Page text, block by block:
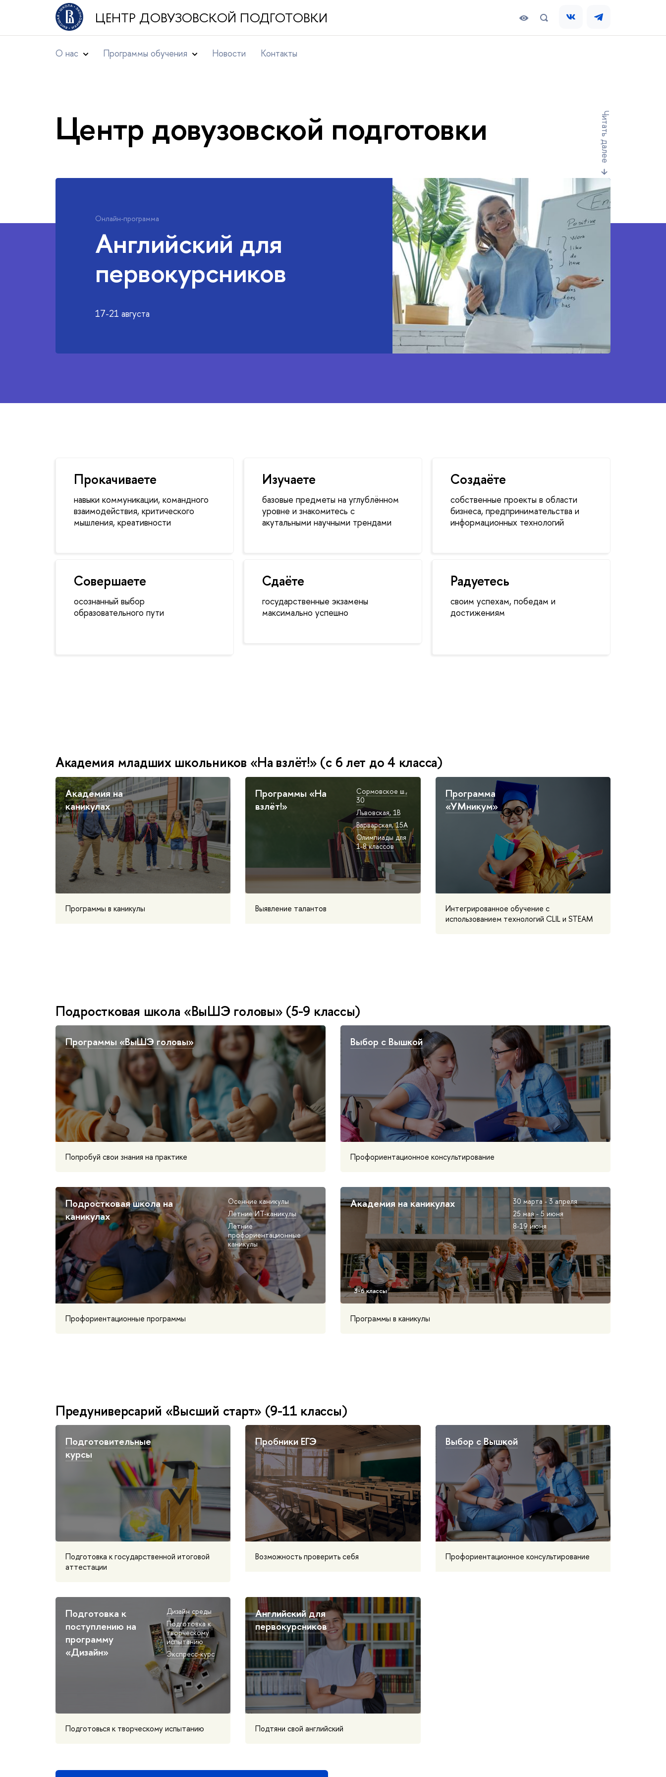
ЦЕНТР ДОВУЗОВСКОЙ ПОДГОТОВКИ
О нас Программы обучения Новости Контакты
Центр довузовской подготовки Читать далее
Онлайн-программа
Английский для
первокурсников
17-21 августа
Прокачиваете
навыки коммуникации, командного
взаимодействия, критического
мышления, креативности
Совершаете
осознанный выбор
образовательного пути
Изучаете
базовые предметы на углублённом
уровне и знакомитесь с
акутальными научными трендами
Сдаёте
государственные экзамены
максимально успешно
Создаёте
собственные проекты в области
бизнеса, предпринимательства и
информационных технологий
Радуетесь
своим успехам, победам и
достижениям
Академия младших школьников «На взлёт!» (с 6 лет до 4 класса)
Академия на
каникулах
Программы в каникулы
Программы «На
взлёт!»
Сормовское ш.,
30
Львовская, 1В
Варварская, 15А
Олимпиады для
1-8 классов
Выявление талантов
Программа
«УМникум»
Интегрированное обучение с
использованием технологий CLIL и STEAM
Подростковая школа «ВыШЭ головы» (5-9 классы)
Программы «ВыШЭ головы»
Попробуй свои знания на практике
Выбор с Вышкой
Профориентационное консультирование
Подростковая школа на
каникулах
Осенние каникулы
Летние ИТ-каникулы
Летние
профориентационные
каникулы
Профориентационные программы
Академия на каникулах
30 марта - 3 апреля
25 мая - 5 июня
8-19 июня
Программы в каникулы
Предуниверсарий «Высший старт» (9-11 классы)
Подготовительные
курсы
Подготовка к государственной итоговой
аттестации
Пробники ЕГЭ
Возможность проверить себя
Выбор с Вышкой
Профориентационное консультирование
Подготовка к
поступлению на
программу
«Дизайн»
Дизайн среды
Подготовка к
творческому
испытанию
Экспресс-курс
Подготовься к творческому испытанию
Английский для
первокурсников
Подтяни свой английский